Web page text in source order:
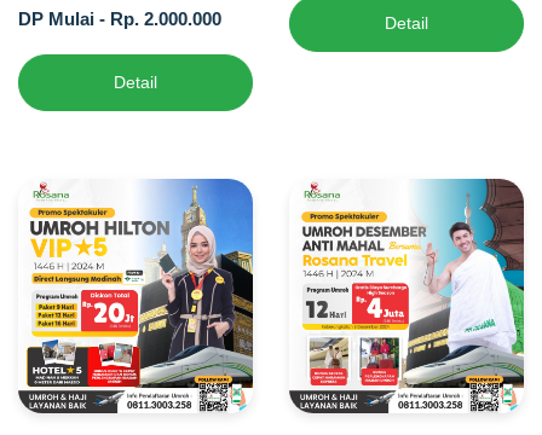
DP Mulai - Rp. 2.000.000
Detail
Detail